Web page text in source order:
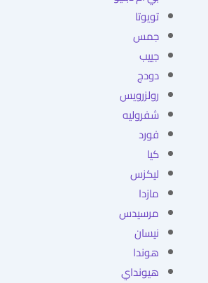
تويوتا
جمس
جييب
دودج
رولزرويس
شفروليه
فورد
كيا
ليكزس
مازدا
مرسيدس
نيسان
هوندا
هيونداي